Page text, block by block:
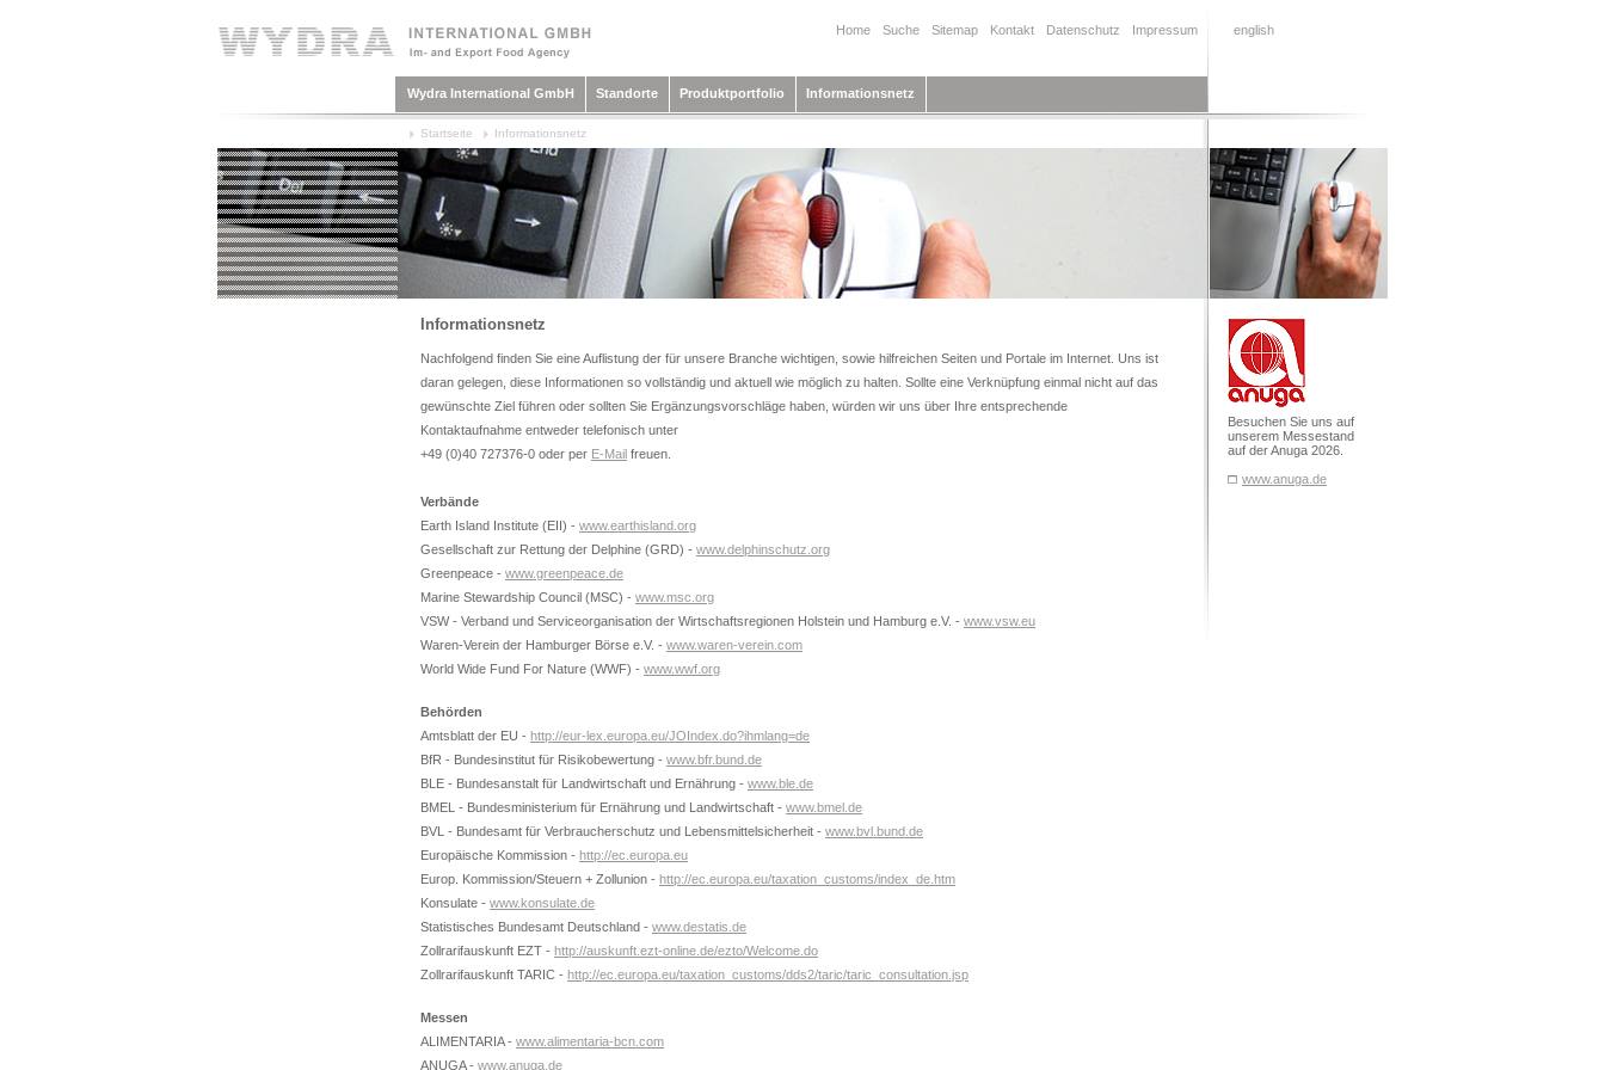
Home Suche Sitemap Kontakt Datenschutz Impressum english
Wydra International GmbH Standorte Produktportfolio Informationsnetz
Startseite Informationsnetz
Informationsnetz
Nachfolgend finden Sie eine Auflistung der für unsere Branche wichtigen, sowie hilfreichen Seiten und Portale im Internet. Uns ist
daran gelegen, diese Informationen so vollständig und aktuell wie möglich zu halten. Sollte eine Verknüpfung einmal nicht auf das
gewünschte Ziel führen oder sollten Sie Ergänzungsvorschläge haben, würden wir uns über Ihre entsprechende
Kontaktaufnahme entweder telefonisch unter
+49 (0)40 727376-0 oder per E-Mail freuen.
Verbände
Earth Island Institute (EII) - www.earthisland.org
Gesellschaft zur Rettung der Delphine (GRD) - www.delphinschutz.org
Greenpeace - www.greenpeace.de
Marine Stewardship Council (MSC) - www.msc.org
VSW - Verband und Serviceorganisation der Wirtschaftsregionen Holstein und Hamburg e.V. - www.vsw.eu
Waren-Verein der Hamburger Börse e.V. - www.waren-verein.com
World Wide Fund For Nature (WWF) - www.wwf.org
Behörden
Amtsblatt der EU - http://eur-lex.europa.eu/JOIndex.do?ihmlang=de
BfR - Bundesinstitut für Risikobewertung - www.bfr.bund.de
BLE - Bundesanstalt für Landwirtschaft und Ernährung - www.ble.de
BMEL - Bundesministerium für Ernährung und Landwirtschaft - www.bmel.de
BVL - Bundesamt für Verbraucherschutz und Lebensmittelsicherheit - www.bvl.bund.de
Europäische Kommission - http://ec.europa.eu
Europ. Kommission/Steuern + Zollunion - http://ec.europa.eu/taxation_customs/index_de.htm
Konsulate - www.konsulate.de
Statistisches Bundesamt Deutschland - www.destatis.de
Zollrarifauskunft EZT - http://auskunft.ezt-online.de/ezto/Welcome.do
Zollrarifauskunft TARIC - http://ec.europa.eu/taxation_customs/dds2/taric/taric_consultation.jsp
Messen
ALIMENTARIA - www.alimentaria-bcn.com
ANUGA - www.anuga.de
Besuchen Sie uns auf
unserem Messestand
auf der Anuga 2026.
www.anuga.de